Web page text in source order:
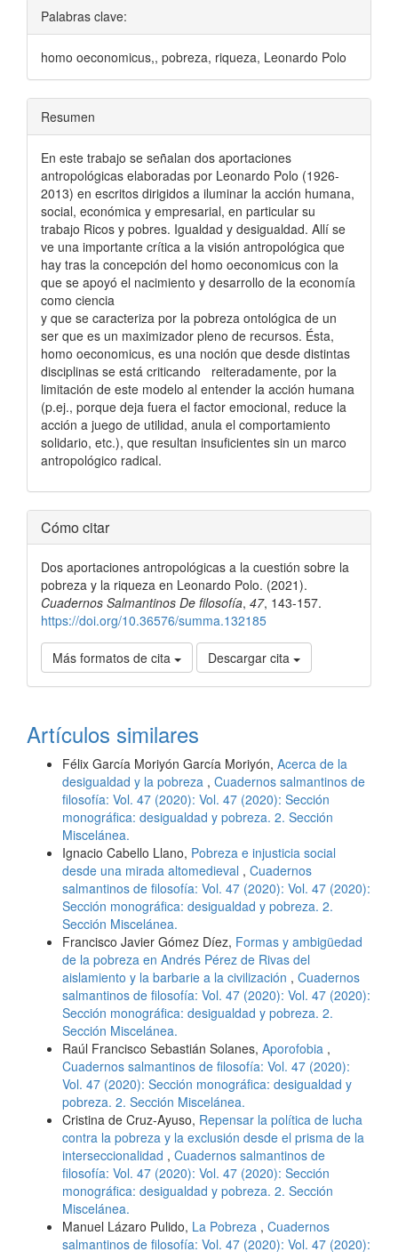
Palabras clave:
homo oeconomicus,, pobreza, riqueza, Leonardo Polo
Resumen
En este trabajo se señalan dos aportaciones
antropológicas elaboradas por Leonardo Polo (1926-
2013) en escritos dirigidos a iluminar la acción humana,
social, económica y empresarial, en particular su
trabajo Ricos y pobres. Igualdad y desigualdad. Allí se
ve una importante crítica a la visión antropológica que
hay tras la concepción del homo oeconomicus con la
que se apoyó el nacimiento y desarrollo de la economía
como ciencia
y que se caracteriza por la pobreza ontológica de un
ser que es un maximizador pleno de recursos. Ésta,
homo oeconomicus, es una noción que desde distintas
disciplinas se está criticando reiteradamente, por la
limitación de este modelo al entender la acción humana
(p.ej., porque deja fuera el factor emocional, reduce la
acción a juego de utilidad, anula el comportamiento
solidario, etc.), que resultan insuficientes sin un marco
antropológico radical.
Detalles
del
artículo
Cómo citar
Dos aportaciones antropológicas a la cuestión sobre la
pobreza y la riqueza en Leonardo Polo. (2021).
Cuadernos Salmantinos De filosofía, 47, 143-157.
https://doi.org/10.36576/summa.132185
Más formatos de cita Descargar cita
Artículos similares
Félix García Moriyón García Moriyón, Acerca de la
desigualdad y la pobreza , Cuadernos salmantinos de
filosofía: Vol. 47 (2020): Vol. 47 (2020): Sección
monográfica: desigualdad y pobreza. 2. Sección
Miscelánea.
Ignacio Cabello Llano, Pobreza e injusticia social
desde una mirada altomedieval , Cuadernos
salmantinos de filosofía: Vol. 47 (2020): Vol. 47 (2020):
Sección monográfica: desigualdad y pobreza. 2.
Sección Miscelánea.
Francisco Javier Gómez Díez, Formas y ambigüedad
de la pobreza en Andrés Pérez de Rivas del
aislamiento y la barbarie a la civilización , Cuadernos
salmantinos de filosofía: Vol. 47 (2020): Vol. 47 (2020):
Sección monográfica: desigualdad y pobreza. 2.
Sección Miscelánea.
Raúl Francisco Sebastián Solanes, Aporofobia ,
Cuadernos salmantinos de filosofía: Vol. 47 (2020):
Vol. 47 (2020): Sección monográfica: desigualdad y
pobreza. 2. Sección Miscelánea.
Cristina de Cruz-Ayuso, Repensar la política de lucha
contra la pobreza y la exclusión desde el prisma de la
interseccionalidad , Cuadernos salmantinos de
filosofía: Vol. 47 (2020): Vol. 47 (2020): Sección
monográfica: desigualdad y pobreza. 2. Sección
Miscelánea.
Manuel Lázaro Pulido, La Pobreza , Cuadernos
salmantinos de filosofía: Vol. 47 (2020): Vol. 47 (2020):